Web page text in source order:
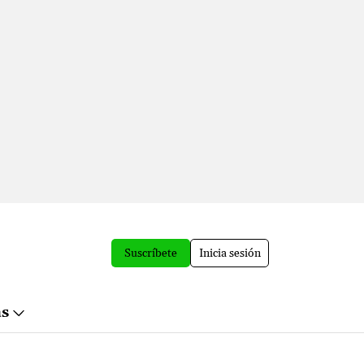
Suscríbete Inicia sesión